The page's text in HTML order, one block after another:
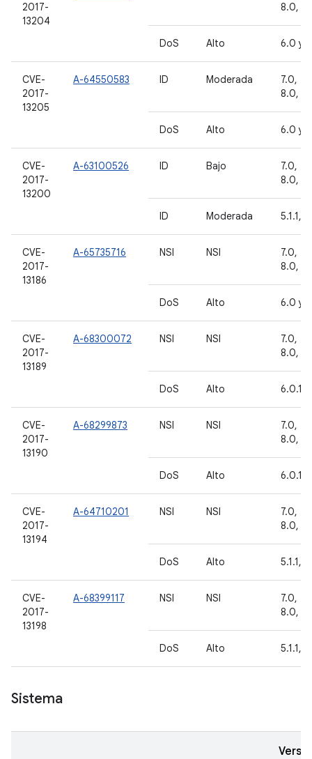
2017-
13204
8.0,
DoS Alto 6.0 y
CVE-
2017-
13205
A-64550583 ID Moderada
7.0,
8.0,
DoS Alto 6.0 y
CVE-
2017-
13200
A-63100526 ID Bajo
7.0,
8.0,
ID Moderada 5.1.1,
CVE-
2017-
13186
A-65735716 NSI NSI
7.0,
8.0,
DoS Alto 6.0 y
CVE-
2017-
13189
A-68300072 NSI NSI
7.0,
8.0,
DoS Alto 6.0.1
CVE-
2017-
13190
A-68299873 NSI NSI
7.0,
8.0,
DoS Alto 6.0.1
CVE-
2017-
13194
A-64710201 NSI NSI
7.0,
8.0,
DoS Alto 5.1.1,
CVE-
2017-
13198
A-68399117 NSI NSI
7.0,
8.0,
DoS Alto 5.1.1,
Sistema